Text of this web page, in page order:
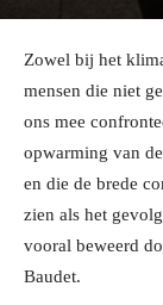
Zowel bij het
mensen die niet
ons mee
opwarming van
en die de brede
zien als het
vooral beweerd
Baudet.